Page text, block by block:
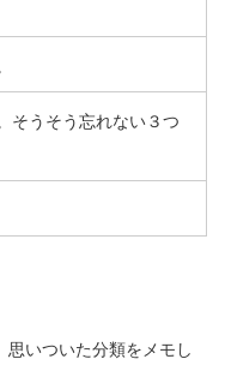
そうそう忘れない３つ
思いついた分類をメモし